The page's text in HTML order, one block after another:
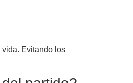
vida. Evitando los